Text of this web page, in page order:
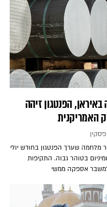
הפנטגון זיהה
האמריקנית
פסקין
מלחמה שערך הפנטגון בחודש יולי
בטוהר גבוה. התקיפות
אספקה ממשי